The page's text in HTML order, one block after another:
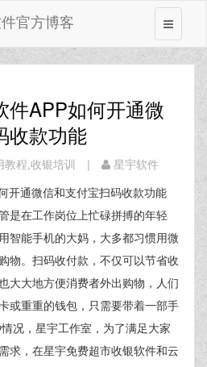
官方博客
件APP如何开通微
收款功能
教程 收银培训 | 星宇软件
开通微信和支付宝扫码收款功能
是在工作岗位上忙碌拼搏的年轻
智能手机的大妈，大多都习惯用微
物。扫码收付款，不仅可以节省收
大大地方便消费者外出购物，人们
或重重的钱包，只需要带着一部手
况，星宇工作室，为了满足大家
求，在星宇免费超市收银软件和云